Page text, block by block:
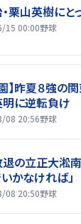
栗山英樹にと
15 00:00野球
】昨夏８強の
に逆転負け
08 20:56野球
の立正大淞
かなければ」
08 20:50野球